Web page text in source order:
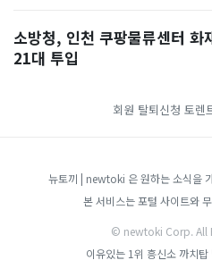
소방청, 인천 쿠팡물류센터
21대 투입
회원 탈퇴신청 토렌
뉴토끼 | newtoki 은 원하는 소식을
본 서비스는 포털 사이트와
© newtoki Corp. All
이유있는 1위 흥신소 까치탑